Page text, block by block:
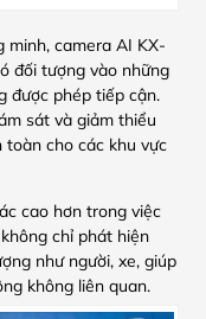
minh, camera AI KX-
đối tượng vào những
được phép tiếp cận.
sát và giảm thiểu
toàn cho các khu vực
cao hơn trong việc
chỉ phát hiện
như người, xe, giúp
không liên quan.